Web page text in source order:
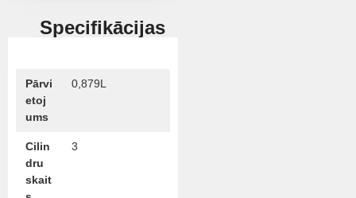
Specifikācijas
Pārvi
etoj
ums
0,879L
Cilin
dru
skait
3